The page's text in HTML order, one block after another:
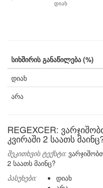
დიახ
სიხშირის განაწილება (%)
დიახ
არა
REGEXCER:
კვირაში 2 საათს
შეკითხვის ტექსტი:
2 საათს მაინც?
პასუხები:
დიახ